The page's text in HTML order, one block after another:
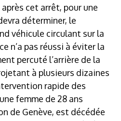
cet arrêt, pour une
déterminer, le
véhicule circulant sur la
n’a pas réussi à éviter la
percuté l’arrière de la
à plusieurs dizaines
rapide des
femme de 28 ans
de Genève, est décédée